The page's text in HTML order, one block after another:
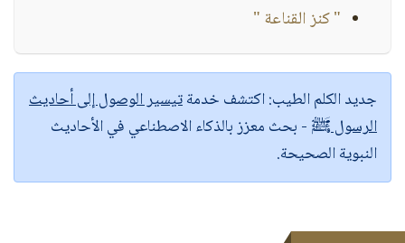
" كنز القناعة "
جديد الكلم الطيب:اكتشف خدمةتيسير الوصول إلى أحاديث
الرسول ﷺ - بحث معزز بالذكاء الاصطناعي في الأحاديث
النبوية الصحيحة.